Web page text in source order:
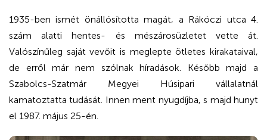
1935-ben ismét önállósította magát, a Rákóczi utca 4.
szám alatti hentes- és mészárosüzletet vette át.
Valószínűleg saját vevőit is meglepte ötletes kirakataival,
de erről már nem szólnak híradások. Később majd a
Szabolcs-Szatmár Megyei Húsipari vállalatnál
kamatoztatta tudását. Innen ment nyugdíjba, s majd hunyt
el 1987. május 25-én.